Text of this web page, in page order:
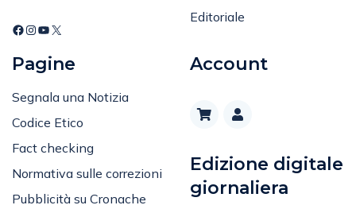
Editoriale
Pagine
Segnala una Notizia
Codice Etico
Fact checking
Normativa sulle correzioni
Pubblicità su Cronache
Account
Edizione digitale
giornaliera